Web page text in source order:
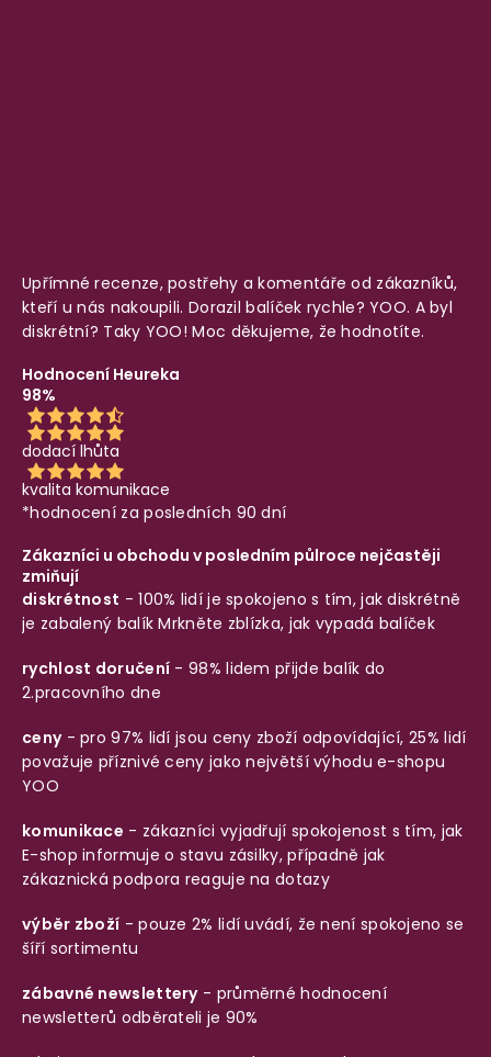
Upřímné recenze, postřehy a komentáře od zákazníků,
kteří u nás nakoupili. Dorazil balíček rychle? YOO. A byl
diskrétní? Taky YOO! Moc děkujeme, že hodnotíte.
Hodnocení Heureka
98%
dodací lhůta
kvalita komunikace
*hodnocení za posledních 90 dní
Zákazníci u obchodu v posledním půlroce nejčastěji
zmiňují
diskrétnost - 100% lidí je spokojeno s tím, jak diskrétně
je zabalený balíkMrkněte zblízka, jak vypadá balíček
rychlost doručení - 98% lidem přijde balík do
2.pracovního dne
ceny- pro 97% lidí jsou ceny zboží odpovídající, 25% lidí
považuje příznivé ceny jako největší výhodu e-shopu
YOO
komunikace - zákazníci vyjadřují spokojenost s tím, jak
E-shop informuje o stavu zásilky, případně jak
zákaznická podpora reaguje na dotazy
výběr zboží - pouze 2% lidí uvádí, že není spokojeno se
šíří sortimentu
zábavné newslettery- průměrné hodnocení
newsletterů odběrateli je 90%